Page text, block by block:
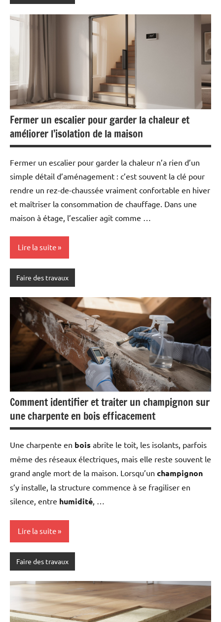
Fermer un escalier pour garder la chaleur et
améliorer l’isolation de la maison
Fermer un escalier pour garder la chaleur n’a rien d’un
simple détail d’aménagement : c’est souvent la clé pour
rendre un rez-de-chaussée vraiment confortable en hiver
et maîtriser la consommation de chauffage. Dans une
maison à étage, l’escalier agit comme …
Lire la suite
Faire des travaux
Comment identifier et traiter un champignon sur
une charpente en bois efficacement
Une charpente en bois abrite le toit, les isolants, parfois
même des réseaux électriques, mais elle reste souvent le
grand angle mort de la maison. Lorsqu’un champignon
s’y installe, la structure commence à se fragiliser en
silence, entre humidité
Lire la suite
Faire des travaux